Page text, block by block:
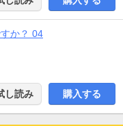
か？ 04
し読み 購入する